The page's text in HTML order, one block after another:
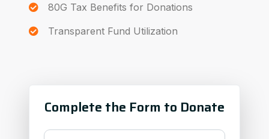
80G Tax Benefits for Donations
Transparent Fund Utilization
Complete the Form to Donate